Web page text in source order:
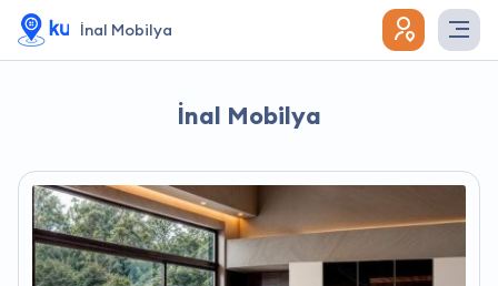
İnal Mobilya
İnal Mobilya